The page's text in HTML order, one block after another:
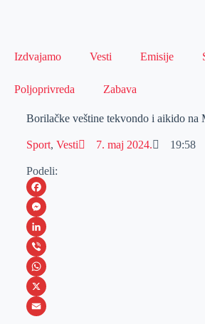
Izdvajamo Vesti Emisije
Poljoprivreda Zabava
Borilačke veštine tekvondo i aikido na
Sport, Vesti 7. maj 2024. 19:58
Podeli:
F
a
c
e
b
o
M
e
s
s
e
L
i
n
k
V
i
b
W
h
X